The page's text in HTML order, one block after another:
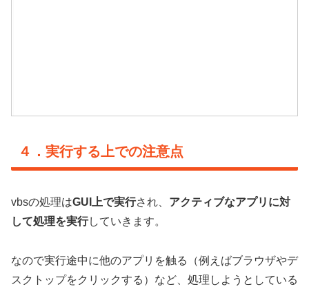
４．実行する上での注意点
vbsの処理はGUI上で実行され、 アクティブなアプリに対
して処理を実行していきます。
なので実行途中に他のアプリを触る（例えばブラウザやデ
スクトップをクリックする）など、処理しようとしている